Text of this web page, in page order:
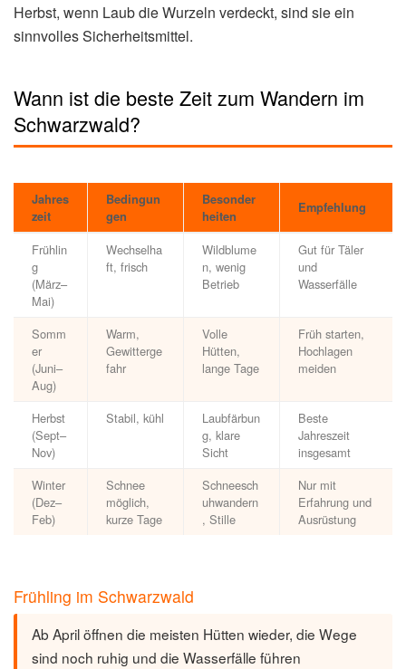
Herbst, wenn Laub die Wurzeln verdeckt, sind sie ein
sinnvolles Sicherheitsmittel.
Wann ist die beste Zeit zum Wandern im
Schwarzwald?
Jahres
zeit
Bedingun
gen
Besonder
heiten
Empfehlung
Frühlin
g
(März–
Mai)
Wechselha
ft, frisch
Wildblume
n, wenig
Betrieb
Gut für Täler
und
Wasserfälle
Somm
er
(Juni–
Aug)
Warm,
Gewitterge
fahr
Volle
Hütten,
lange Tage
Früh starten,
Hochlagen
meiden
Herbst
(Sept–
Nov)
Stabil, kühl
Laubfärbun
g, klare
Sicht
Beste
Jahreszeit
insgesamt
Winter
(Dez–
Feb)
Schnee
möglich,
kurze Tage
Schneesch
uhwandern
, Stille
Nur mit
Erfahrung und
Ausrüstung
Frühling im Schwarzwald
Ab April öffnen die meisten Hütten wieder, die Wege
sind noch ruhig und die Wasserfälle führen